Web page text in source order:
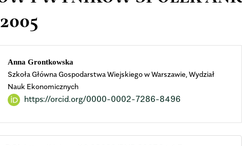
Main
Article
Content
Anna Grontkowska
Szkoła Główna Gospodarstwa Wiejskiego w Warszawie, Wydział
Nauk Ekonomicznych
https://orcid.org/0000-0002-7286-8496